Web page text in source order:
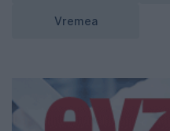
Vremea